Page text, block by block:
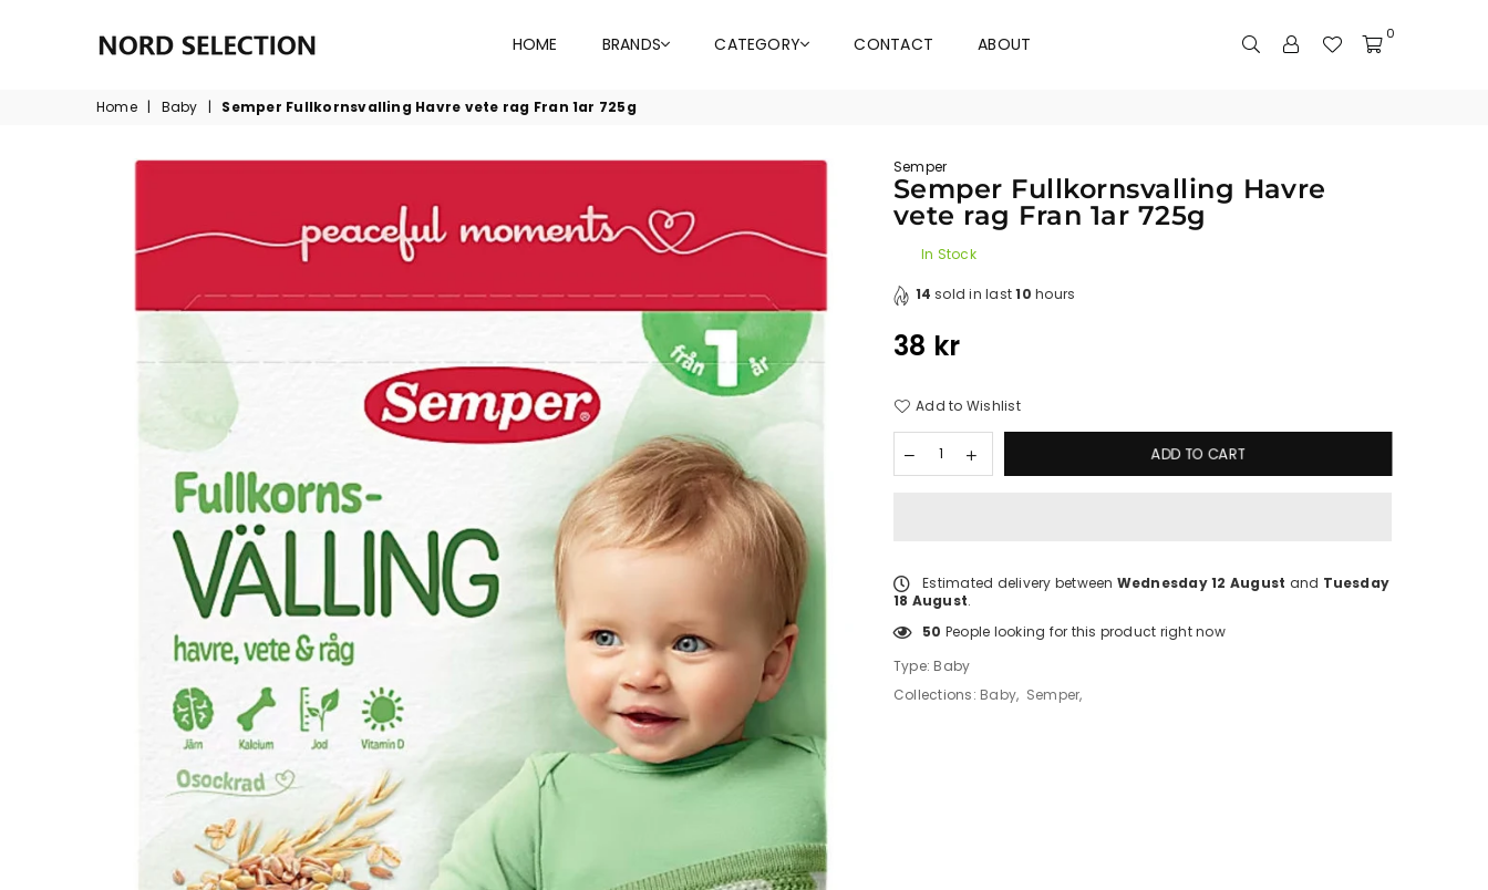
NORDSELECTION
HOME BRANDS CATEGORY CONTACT ABOUT 0
Home | Baby | Semper Fullkornsvalling Havre vete rag Fran 1ar 725g
Semper
Semper Fullkornsvalling Havre
vete rag Fran 1ar 725g
In Stock
14 sold in last10 hours
Regular
38 kr
Add to Wishlist
ADD TO CART
Estimated delivery between Wednesday 12 August and Tuesday
18 August.
50 People looking for this product right now
Type: Baby
Collections: Baby, Semper,